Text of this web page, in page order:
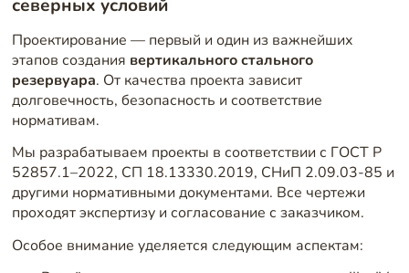
северных условий
Проектирование — первый и один из важнейших
этапов создания вертикального стального
резервуара. От качества проекта зависит
долговечность, безопасность и соответствие
нормативам.
Мы разрабатываем проекты в соответствии с ГОСТ Р
52857.1–2022, СП 18.13330.2019, СНиП 2.09.03-85 и
другими нормативными документами. Все чертежи
проходят экспертизу и согласование с заказчиком.
Особое внимание уделяется следующим аспектам: